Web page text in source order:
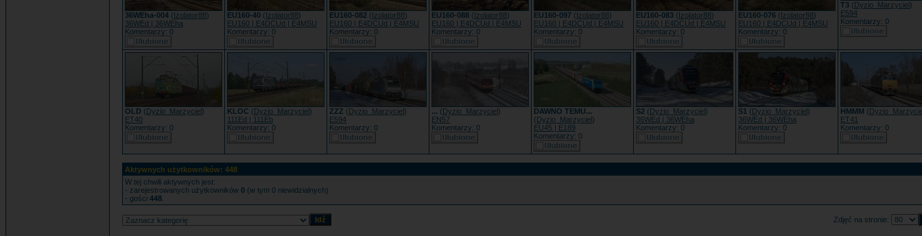
36WEha-004 (Izolator88)
36WEd | 36WEha
Komentarzy: 0
EU160-40 (Izolator88)
EU160 | E4DCUd | E4MSU
Komentarzy: 0
EU160-082 (Izolator88)
EU160 | E4DCUd | E4MSU
Komentarzy: 0
EU160-088 (Izolator88)
EU160 | E4DCUd | E4MSU
Komentarzy: 0
EU160-097 (Izolator88)
EU160 | E4DCUd | E4MSU
Komentarzy: 0
EU160-083 (Izolator88)
EU160 | E4DCUd | E4MSU
Komentarzy: 0
EU160-076 (Izolator88)
EU160 | E4DCUd | E4MSU
Komentarzy: 0
T3 (Dyzio_Marzyciel)
E594
Komentarzy: 0
OLD (Dyzio_Marzyciel)
ET40
Komentarzy: 0
KLOC (Dyzio_Marzyciel)
111Ed | 111Eb
Komentarzy: 0
ZZZ (Dyzio_Marzyciel)
E594
Komentarzy: 0
... (Dyzio_Marzyciel)
EN57
Komentarzy: 0
DAWNO TEMU...
(Dyzio_Marzyciel)
EU45 | E189
Komentarzy: 0
S2 (Dyzio_Marzyciel)
36WEd | 36WEha
Komentarzy: 0
S1 (Dyzio_Marzyciel)
36WEd | 36WEha
Komentarzy: 0
HMMM (
ET41
Komentarzy: 0
Aktywnych użytkowników: 448
W tej chwili aktywnych jest:
- zarejestrowanych użytkowników 0 (w tym 0 niewidzialnych)
- gości 448
Zdjęć na stronie: